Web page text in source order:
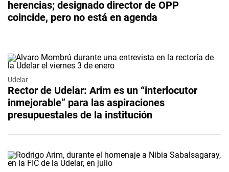
herencias; designado director de OPP
coincide, pero no está en agenda
Udelar
Rector de Udelar: Arim es un “interlocutor
inmejorable” para las aspiraciones
presupuestales de la institución